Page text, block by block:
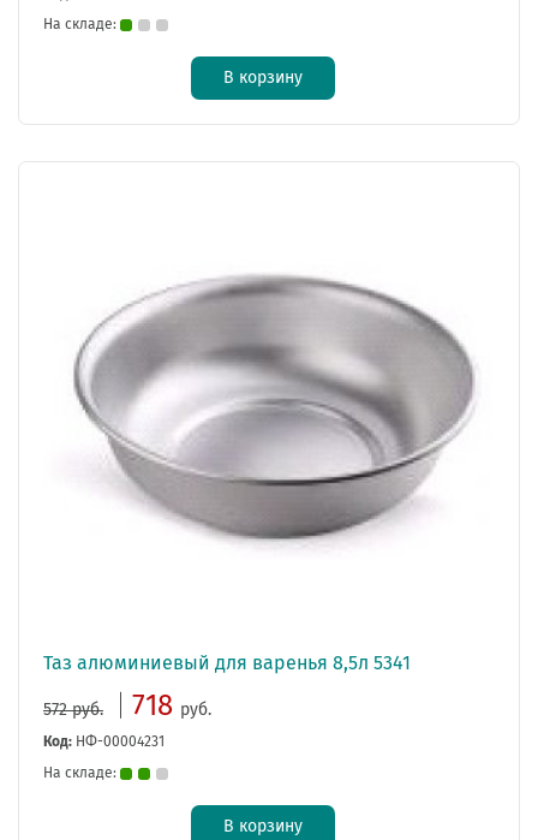
На складе:
В корзину
Таз алюминиевый для варенья 8,5л 5341
572 руб. 718 руб.
Код: НФ-00004231
На складе:
В корзину